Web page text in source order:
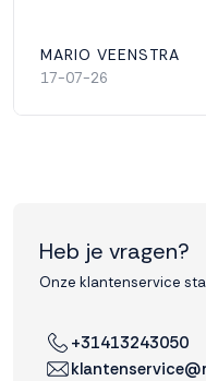
MARIO VEENSTRA
17-07-26
Heb je vragen?
Onze klantenservice
+31413243050